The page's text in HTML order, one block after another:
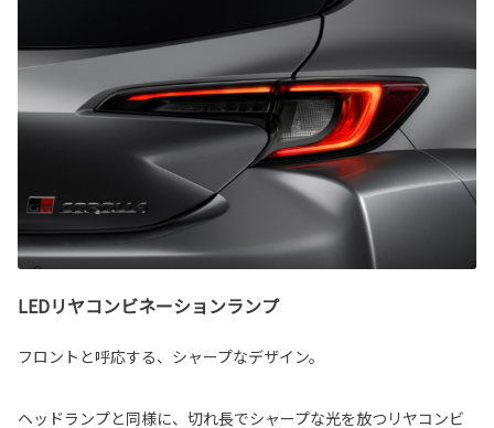
LEDリヤコンビネーションランプ
フロントと呼応する、シャープなデザイン。
ヘッドランプと同様に、切れ長でシャープな光を放つリヤコンビ